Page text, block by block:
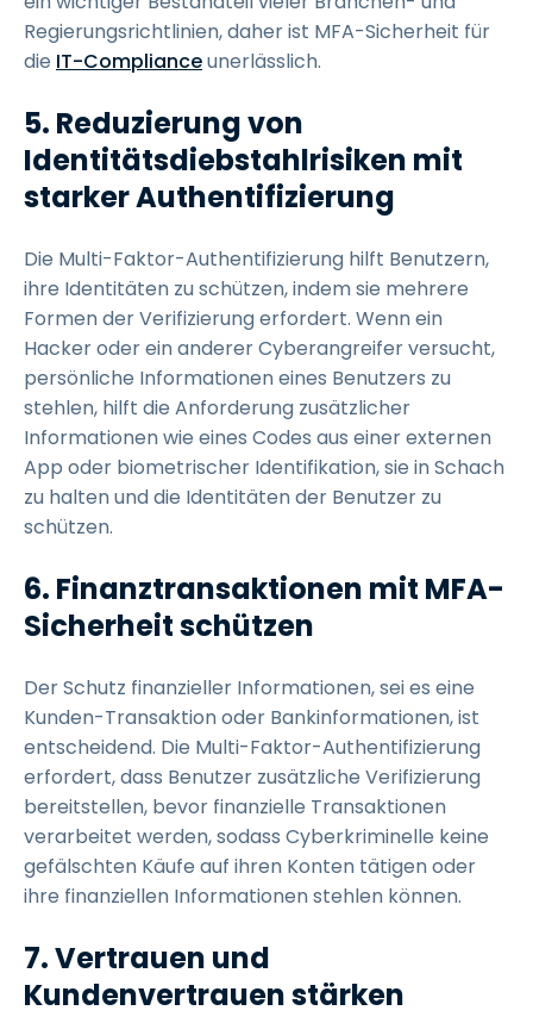
Regierungsrichtlinien, daher ist MFA-Sicherheit für
die IT-Complianceunerlässlich.
5. Reduzierung von
Identitätsdiebstahlrisiken mit
starker Authentifizierung
Die Multi-Faktor-Authentifizierung hilft Benutzern,
ihre Identitäten zu schützen, indem sie mehrere
Formen der Verifizierung erfordert. Wenn ein
Hacker oder ein anderer Cyberangreifer versucht,
persönliche Informationen eines Benutzers zu
stehlen, hilft die Anforderung zusätzlicher
Informationen wie eines Codes aus einer externen
App oder biometrischer Identifikation, sie in Schach
zu halten und die Identitäten der Benutzer zu
schützen.
6. Finanztransaktionen mit MFA-
Sicherheit schützen
Der Schutz finanzieller Informationen, sei es eine
Kunden-Transaktion oder Bankinformationen, ist
entscheidend. Die Multi-Faktor-Authentifizierung
erfordert, dass Benutzer zusätzliche Verifizierung
bereitstellen, bevor finanzielle Transaktionen
verarbeitet werden, sodass Cyberkriminelle keine
gefälschten Käufe auf ihren Konten tätigen oder
ihre finanziellen Informationen stehlen können.
7.Vertrauen und
Kundenvertrauen stärken